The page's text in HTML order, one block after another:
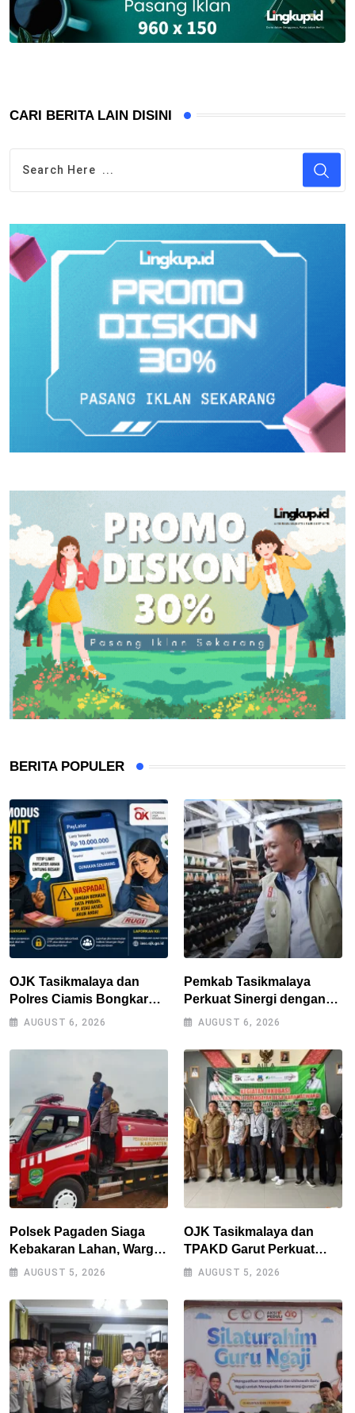
CARI BERITA LAIN DISINI
BERITA POPULER
OJK Tasikmalaya dan
Polres Ciamis Bongkar
Modus Penipuan Titip
Korban Tembus Rp500
AUGUST 6, 2026
Pemkab Tasikmalaya
Perkuat Sinergi dengan
Industri Lokal, Wabup
Zeintin
AUGUST 6, 2026
Polsek Pagaden Siaga
Kebakaran Lahan, Warga
Diimbau Tak Bakar
AUGUST 5, 2026
OJK Tasikmalaya dan
TPAKD Garut Perkuat
UMKM melalui Program
Papandayan
AUGUST 5, 2026